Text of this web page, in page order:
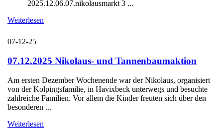
2025.12.06.07.nikolausmarkt 3 ...
Weiterlesen
07-12-25
07.12.2025 Nikolaus- und Tannenbaumaktion
Am ersten Dezember Wochenende war der Nikolaus, organisiert
von der Kolpingsfamilie, in Havixbeck unterwegs und besuchte
zahlreiche Familien. Vor allem die Kinder freuten sich über den
besonderen ...
Weiterlesen